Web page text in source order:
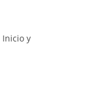
Inicio y